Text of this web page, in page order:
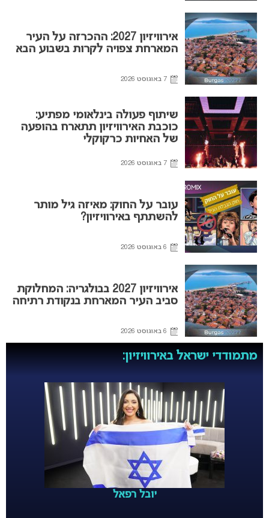
אירוויזיון 2027: ההכרזה על העיר
המארחת צפויה לקרות בשבוע הבא
7 באוגוסט 2026
שיתוף פעולה בינלאומי מפתיע:
כוכבת האירוויזיון תתארח בהופעה
של האחיות כרקוקלי
7 באוגוסט 2026
עובר על החוק: מאיזה גיל מותר
להשתתף באירוויזיון?
6 באוגוסט 2026
אירוויזיון 2027 בבולגריה: המחלוקת
סביב העיר המארחת בנקודת רתיחה
6 באוגוסט 2026
מתמודדי ישראל באירוויזיון:
יובל רפאל